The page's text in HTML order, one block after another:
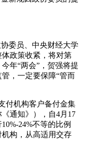
委员、中央财经大学
体政策收紧，将对第
年“两会”，贺强将提
，一定要保障“管而
机构客户备付金集
通知》），自4月17
24%不等的比例
构，从高适用交存